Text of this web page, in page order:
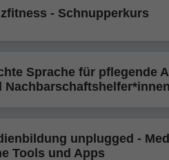
- Schnupperkurs
Sprache für pflegende
Nachbarschaftshelfer*innen
unplugged -
Tools und Apps